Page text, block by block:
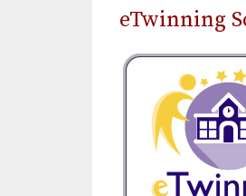
eTwinning